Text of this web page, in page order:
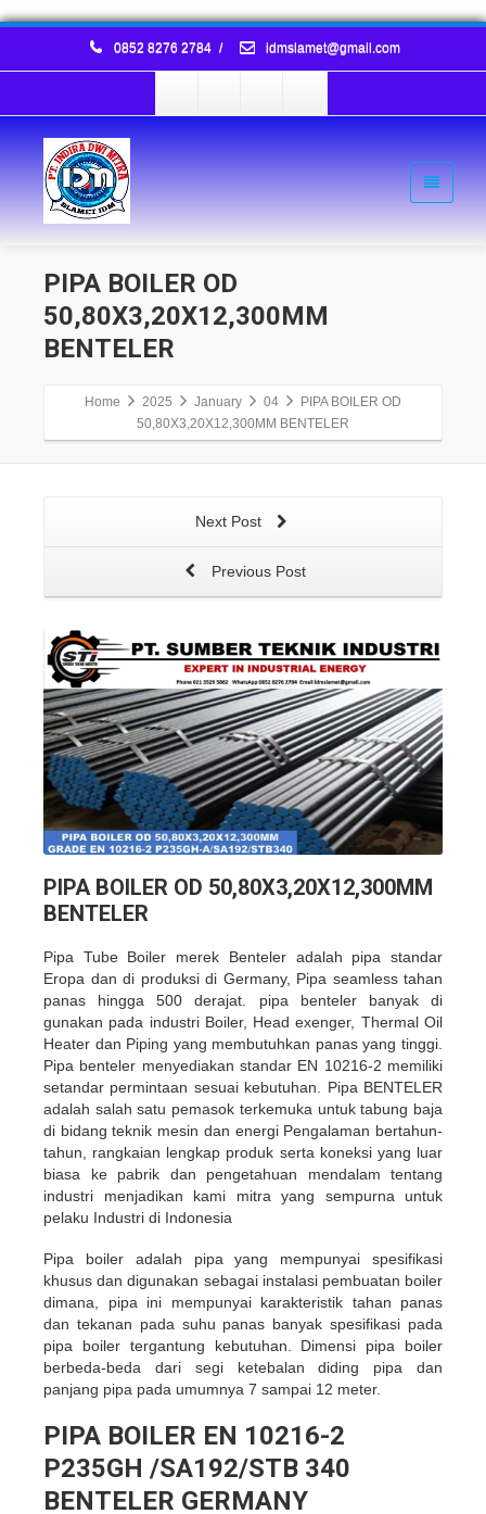
0852 8276 2784 / idmslamet@gmail.com
PIPA BOILER OD
50,80X3,20X12,300MM
BENTELER
Home 2025 January 04
PIPA BOILER OD
50,80X3,20X12,300MM BENTELER
Next Post
Previous Post
PIPA BOILER OD 50,80X3,20X12,300MM
BENTELER
Pipa Tube Boiler merek Benteler adalah pipa standar
Eropa dan di produksi di Germany, Pipa seamless tahan
panas hingga 500 derajat. pipa benteler banyak di
gunakan pada industri Boiler, Head exenger, Thermal Oil
Heater dan Piping yang membutuhkan panas yang tinggi.
Pipa benteler menyediakan standar EN 10216-2 memiliki
setandar permintaan sesuai kebutuhan. Pipa BENTELER
adalah salah satu pemasok terkemuka untuk tabung baja
di bidang teknik mesin dan energi Pengalaman bertahun-
tahun, rangkaian lengkap produk serta koneksi yang luar
biasa ke pabrik dan pengetahuan mendalam tentang
industri menjadikan kami mitra yang sempurna untuk
pelaku Industri di Indonesia
Pipa boiler adalah pipa yang mempunyai spesifikasi
khusus dan digunakan sebagai instalasi pembuatan boiler
dimana, pipa ini mempunyai karakteristik tahan panas
dan tekanan pada suhu panas banyak spesifikasi pada
pipa boiler tergantung kebutuhan. Dimensi pipa boiler
berbeda-beda dari segi ketebalan diding pipa dan
panjang pipa pada umumnya 7 sampai 12 meter.
PIPA BOILER EN 10216-2
P235GH /SA192/STB 340
BENTELER GERMANY